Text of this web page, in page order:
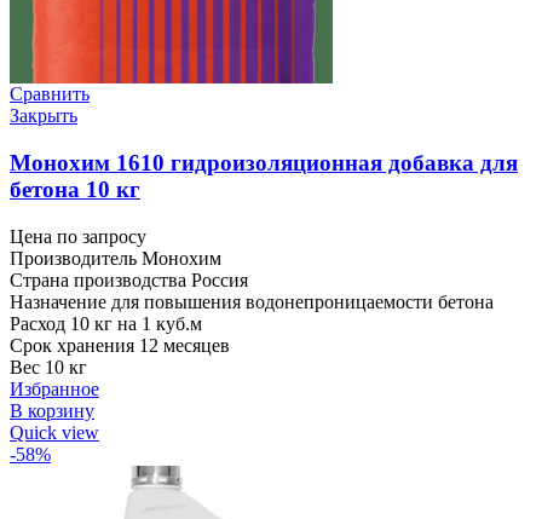
Сравнить
Закрыть
Монохим 1610 гидроизоляционная добавка для
бетона 10 кг
Цена по запросу
Производитель Монохим
Страна производства Россия
Назначение для повышения водонепроницаемости бетона
Расход 10 кг на 1 куб.м
Срок хранения 12 месяцев
Вес 10 кг
Избранное
В корзину
Quick view
-58%